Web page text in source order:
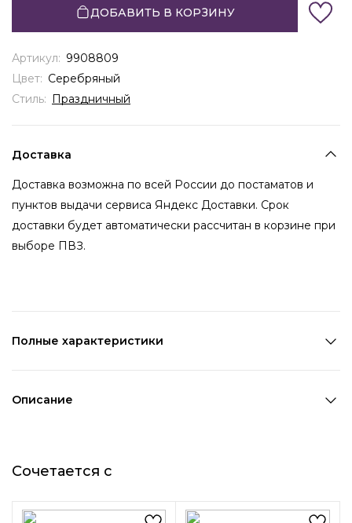
ДОБАВИТЬ В КОРЗИНУ
Артикул: 9908809
Цвет: Серебряный
Стиль: Праздничный
Доставка
Доставка возможна по всей России до постаматов и
пунктов выдачи сервиса Яндекс Доставки. Срок
доставки будет автоматически рассчитан в корзине при
выборе ПВЗ.
Полные характеристики
Ширина 1:0,3 см
Возраст:Взрослый
Описание
украшениях хорошо дополняются блеском
большой простор для творчества - сочетайте их с
Сочетается с